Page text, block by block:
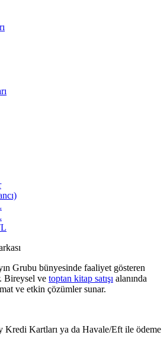
Grubu bünyesinde faaliyet gösteren
Bireysel ve toptan kitap satışı alanında
ve etkin çözümler sunar.
Kredi Kartları ya da Havale/Eft ile ödeme